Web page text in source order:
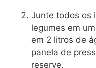
Junte todos os
legumes em
em 2 litros de
panela de
reserve.